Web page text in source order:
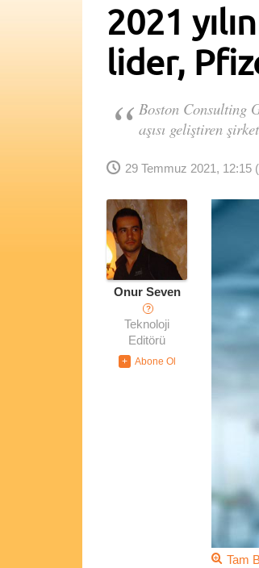
2021
lider,
Boston Consulting
aşısı geliştiren
29 Temmuz 2021, 12:15
Onur Seven
?
Teknoloji
Editörü
Tam